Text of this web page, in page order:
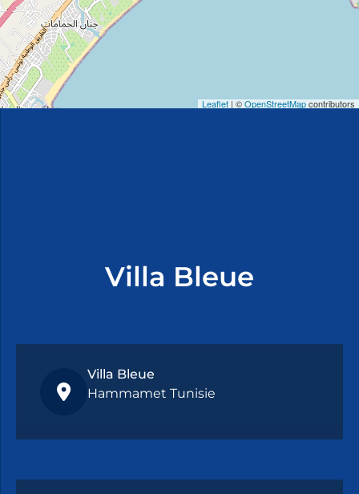
Leaflet|©OpenStreetMapcontributors
Villa Bleue
Villa Bleue
Hammamet Tunisie